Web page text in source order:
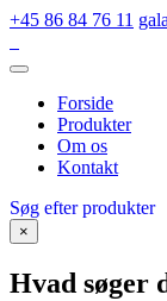
+45 86 84 76 11
Forside
Produkter
Om os
Kontakt
Søg efter produkter
×
Hvad søger